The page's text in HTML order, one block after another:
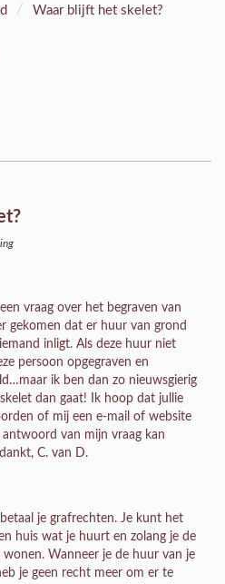
/ Waar blijft het skelet?
vraag over het begraven van
gekomen dat er huur van grond
inligt. Als deze huur niet
persoon opgegraven en
ik ben dan zo nieuwsgierig
dan gaat! Ik hoop dat jullie
of mij een e-mail of website
van mijn vraag kan
C. van D.
je grafrechten. Je kunt het
huis wat je huurt en zolang je de
Wanneer je de huur van je
je geen recht meer om er te